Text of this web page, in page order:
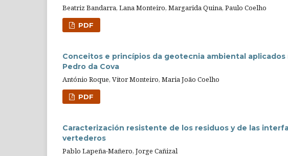
Beatriz Bandarra, Lana Monteiro, Margarida Quina, Paulo Coelho
PDF
Conceitos e princípios da geotecnia ambiental
Pedro da Cova
António Roque, Vitor Monteiro, Maria João Coelho
PDF
Caracterización resistente de los residuos y de las
vertederos
Pablo Lapeña-Mañero, Jorge Cañizal